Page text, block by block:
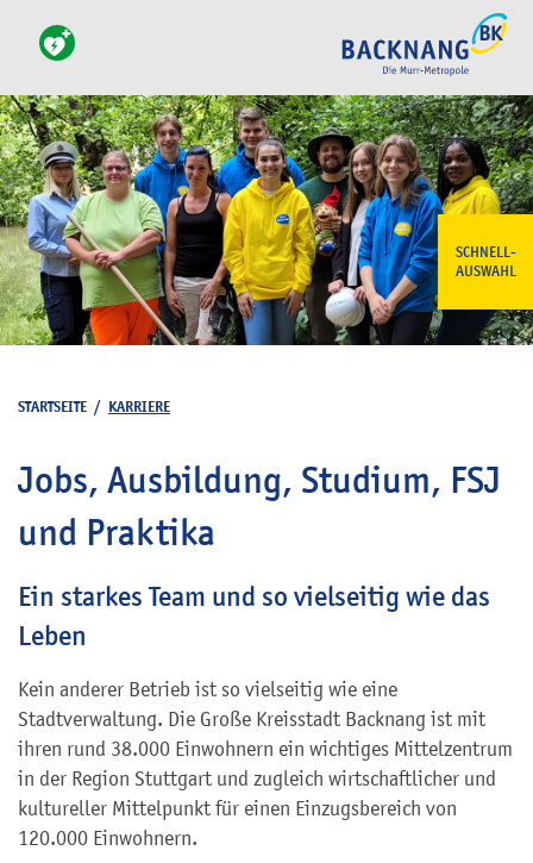
SCHNELL-
AUSWAHL
STARTSEITE / KARRIERE
Jobs, Ausbildung, Studium, FSJ
und Praktika
Ein starkes Team und so vielseitig wie das
Leben
Kein anderer Betrieb ist so vielseitig wie eine
Stadtverwaltung. Die Große Kreisstadt Backnang ist mit
ihren rund 38.000 Einwohnern ein wichtiges Mittelzentrum
in der Region Stuttgart und zugleich wirtschaftlicher und
kultureller Mittelpunkt für einen Einzugsbereich von
120.000 Einwohnern.